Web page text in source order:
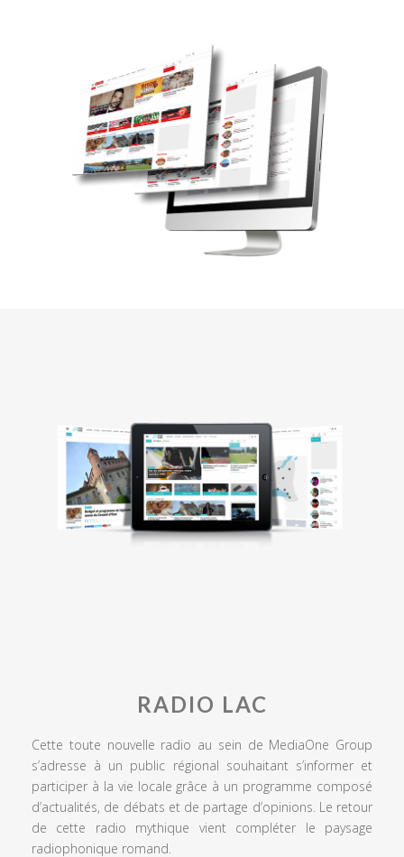
RADIO LAC
Cette toute nouvelle radio au sein de MediaOne Group
s’adresse à un public régional souhaitant s’informer et
participer à la vie locale grâce à un programme composé
d’actualités, de débats et de partage d’opinions. Le retour
de cette radio mythique vient compléter le paysage
radiophonique romand.